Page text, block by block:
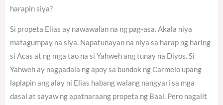
harapin siya?
Si propeta Elias ay nawawalan na ng pag-asa. Akala niya
matagumpay na siya. Napatunayan na niya sa harap ng haring
si Acas at ng mga tao na si Yahweh ang tunay na Diyos. Si
Yahweh ay nagpadala ng apoy sa bundok ng Carmelo upang
laplapin ang alay ni Elias habang walang nangyari sa mga
dasal at sayaw ng apatnaraang propeta ng Baal. Pero nagalit